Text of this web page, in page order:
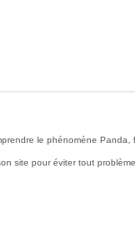
le phénomène
site pour éviter tout